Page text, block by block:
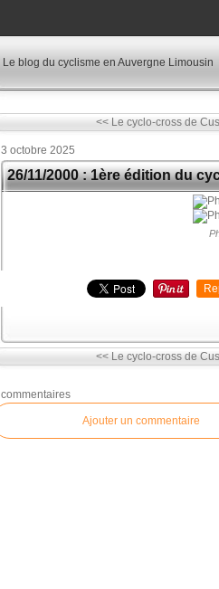
Le blog du cyclisme en Auvergne Limousin
<< Le cyclo-cross de
3 octobre 2025
26/11/2000 : 1ère édition du
<< Le cyclo-cross de
commentaires
Ajouter un commentaire